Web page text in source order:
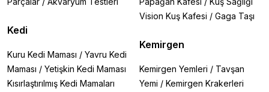
Kedi
Kuru Kedi Maması / Yavru Kedi
Maması / Yetişkin Kedi Maması
Kısırlaştırılmış Kedi Mamaları
Vision Kuş Kafesi / Gaga Taşı
Kemirgen
Kemirgen Yemleri / Tavşan
Yemi / Kemirgen Krakerleri